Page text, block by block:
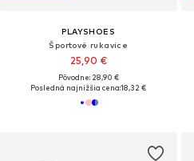
PLAYSHOES
Športové rukavice
25,90 €
Pôvodne: 28,90 €
Posledná najnižšia cena:18,32 €